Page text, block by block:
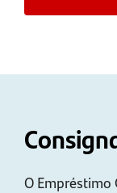
O Empréstimo